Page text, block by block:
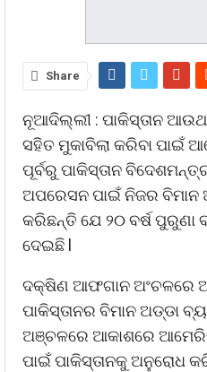
Share
ନୂଆଦିଲ୍ଲୀ : ପାକିସ୍ତାନ
ସହିତ ମୁକାବିଲା କରିବା ପାଇଁ
ପୂର୍ବରୁ ପାକିସ୍ତାନ
ଅପରେସନ ପାଇଁ ନିଜର ବିମାନ
କରିଛନ୍ତି ଯେ ୨୦ ବର୍ଷ ପୁରୁଣା
ଦେଇଛି l
ଦକ୍ଷିଣ ଆଫଗାନ ଅଂଚଳରେ
ପାକିସ୍ତାନର ବିମାନ ଅଡ୍ଡା
ଅଞ୍ଚଳରେ ଆକାଶରେ
ପାଇଁ ପାକିସ୍ତାନକୁ ଅନୁରୋଧ